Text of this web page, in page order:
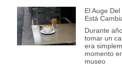
El Auge
Está
Durante
tomar un
era
momento
museo